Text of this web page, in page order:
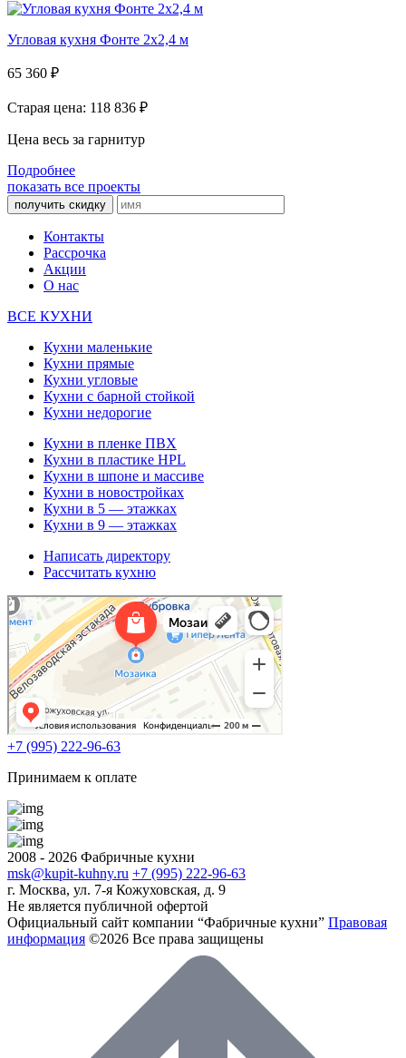
Угловая кухня Фонте 2х2,4 м
65 360 ₽
Старая цена: 118 836 ₽
Цена весь за гарнитур
Подробнее
показать все проекты
получить скидку
Контакты
Рассрочка
Акции
О нас
ВСЕ КУХНИ
Кухни маленькие
Кухни прямые
Кухни угловые
Кухни с барной стойкой
Кухни недорогие
Кухни в пленке ПВХ
Кухни в пластике HPL
Кухни в шпоне и массиве
Кухни в новостройках
Кухни в 5 — этажках
Кухни в 9 — этажках
Написать директору
Рассчитать кухню
+7 (995) 222-96-63
Принимаем к оплате
2008 - 2026 Фабричные кухни
msk@kupit-kuhny.ru +7 (995) 222-96-63
г. Москва, ул. 7-я Кожуховская, д. 9
Не является публичной офертой
Официальный сайт компании “Фабричные кухни” Правовая
информация ©2026 Все права защищены